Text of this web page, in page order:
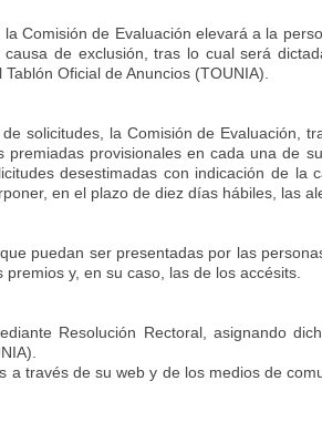
Comisión de Evaluación elevará a la
de exclusión, tras lo cual será
Oficial de Anuncios (TOUNIA).
solicitudes, la Comisión de Evaluación,
premiadas provisionales en cada una de
desestimadas con indicación de
en el plazo de diez días hábiles, las
puedan ser presentadas por las
y, en su caso, las de los accésits.
Resolución Rectoral, asignando
través de su web y de los medios de